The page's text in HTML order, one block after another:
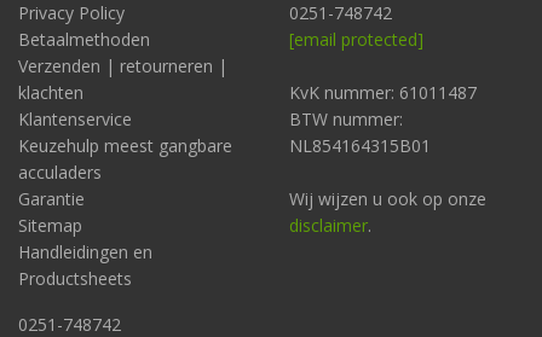
Privacy Policy
Betaalmethoden
Verzenden | retourneren |
klachten
Klantenservice
Keuzehulp meest gangbare
acculaders
Garantie
Sitemap
Handleidingen en
Productsheets
0251-748742
0251-748742
[email protected]
KvK nummer: 61011487
BTW nummer:
NL854164315B01
Wij wijzen u ook op onze
disclaimer.